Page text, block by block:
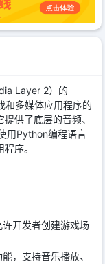
Layer 2）的
和多媒体应用程序的
供了底层的音频、
用Python编程语言
序。
开发者创建游戏场
，支持音乐播放、